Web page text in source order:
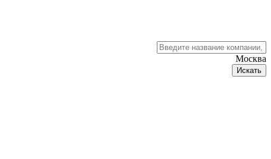
Москва
Искать